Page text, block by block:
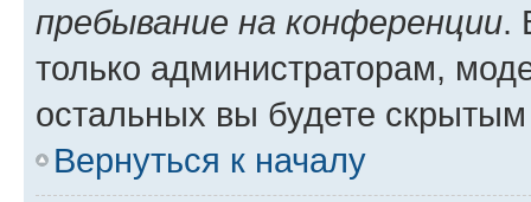
пребывание на конференции.
только администраторам,
остальных вы будете
Вернуться к началу